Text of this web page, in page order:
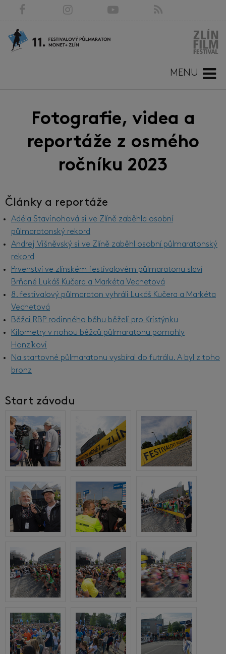
MENU
Fotografie, videa a
reportáže z osmého
ročníku 2023
Články a reportáže
Adéla Stavinohová si ve Zlíně zaběhla osobní
půlmaratonský rekord
Andrej Višněvský si ve Zlíně zaběhl osobní půlmaratonský
rekord
Prvenství ve zlínském festivalovém půlmaratonu slaví
Brňané Lukáš Kučera a Markéta Vechetová
8. festivalový půlmaraton vyhráli Lukáš Kučera a Markéta
Vechetová
Běžci RBP rodinného běhu běželi pro Kristýnku
Kilometry v nohou běžců půlmaratonu pomohly
Honzíkovi
Na startovné půlmaratonu vysbíral do futrálu. A byl z toho
bronz
Start závodu